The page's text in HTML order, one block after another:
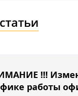
!!!
работы